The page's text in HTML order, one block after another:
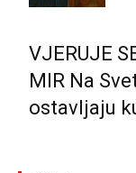
VJERUJE
MIR Na
ostavljaju